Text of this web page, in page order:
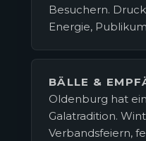
Besuchern.
Energie,
BÄLLE &
Oldenburg hat
Galatradition.
Verbandsfeiern,